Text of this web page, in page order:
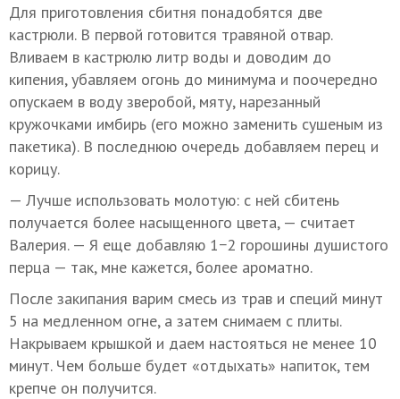
Для приготовления сбитня понадобятся две
кастрюли. В первой готовится травяной отвар.
Вливаем в кастрюлю литр воды и доводим до
кипения, убавляем огонь до минимума и поочередно
опускаем в воду зверобой, мяту, нарезанный
кружочками имбирь (его можно заменить сушеным из
пакетика). В последнюю очередь добавляем перец и
корицу.
— Лучше использовать молотую: с ней сбитень
получается более насыщенного цвета, — считает
Валерия. — Я еще добавляю 1−2 горошины душистого
перца — так, мне кажется, более ароматно.
После закипания варим смесь из трав и специй минут
5 на медленном огне, а затем снимаем с плиты.
Накрываем крышкой и даем настояться не менее 10
минут. Чем больше будет «отдыхать» напиток, тем
крепче он получится.